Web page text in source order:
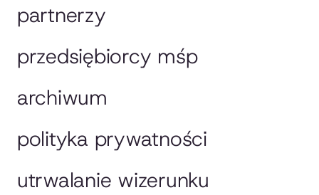
partnerzy
przedsiębiorcy mśp
archiwum
polityka prywatności
utrwalanie wizerunku